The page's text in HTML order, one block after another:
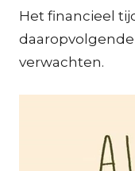
Het financieel
daaropvolgende
verwachten.